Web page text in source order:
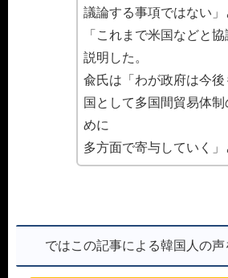
議論する事項ではない」
「これまで米国などと
説明した。
兪氏は「わが政府は今
国として多国間貿易体
めに
多方面で寄与していく」
ではこの記事による韓国人の声